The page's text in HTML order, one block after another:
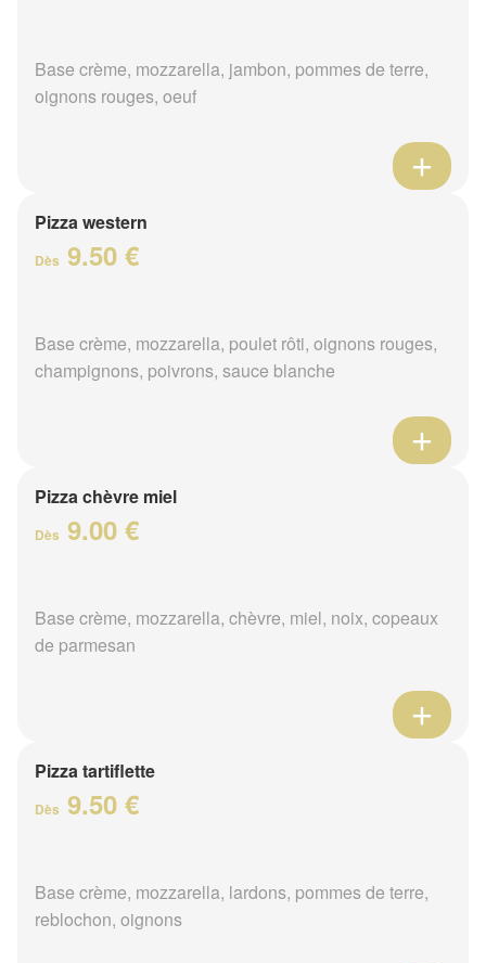
Base crème, mozzarella, jambon, pommes de terre,
oignons rouges, oeuf
Pizza western
Dès 9.50 €
Base crème, mozzarella, poulet rôti, oignons rouges,
champignons, poivrons, sauce blanche
Pizza chèvre miel
Dès 9.00 €
Base crème, mozzarella, chèvre, miel, noix, copeaux
de parmesan
Pizza tartiflette
Dès 9.50 €
Base crème, mozzarella, lardons, pommes de terre,
reblochon, oignons